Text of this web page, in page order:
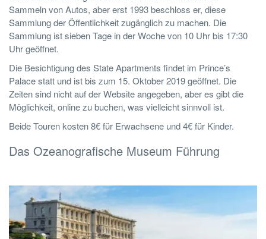
Sammeln von Autos, aber erst 1993 beschloss er, diese
Sammlung der Öffentlichkeit zugänglich zu machen. Die
Sammlung ist sieben Tage in der Woche von 10 Uhr bis 17:30
Uhr geöffnet.
Die Besichtigung des State Apartments findet im Prince’s
Palace statt und ist bis zum 15. Oktober 2019 geöffnet. Die
Zeiten sind nicht auf der Website angegeben, aber es gibt die
Möglichkeit, online zu buchen, was vielleicht sinnvoll ist.
Beide Touren kosten 8€ für Erwachsene und 4€ für Kinder.
Das Ozeanografische Museum Führung